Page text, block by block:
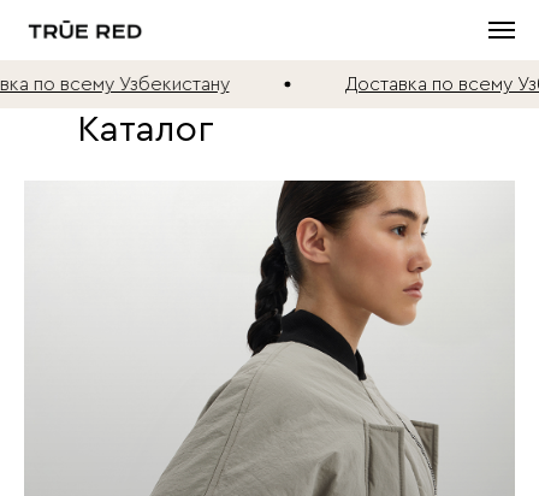
Узбекистану Доставка по всему
Каталог